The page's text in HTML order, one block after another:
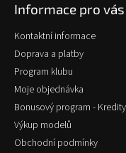
Informace pro vás
Kontaktní informace
Doprava a platby
Program klubu
Moje objednávka
Bonusový program - Kredity
Výkup modelů
Obchodní podmínky